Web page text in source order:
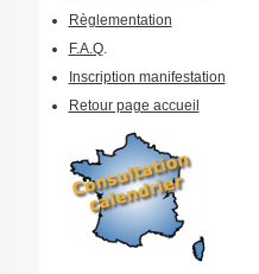
Règlementation
F.A.Q.
Inscription manifestation
Retour page accueil